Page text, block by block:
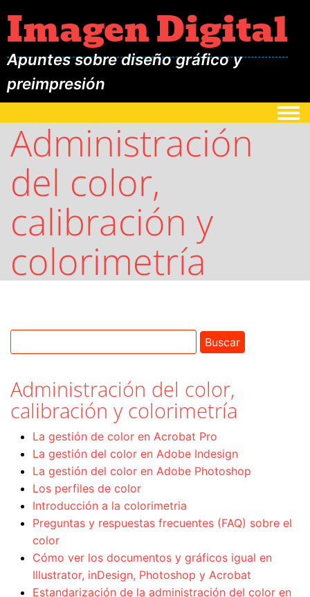
Imagen Digital
Apuntes sobre diseño gráfico y
preimpresión
Administración
del color,
calibración y
colorimetría
Administración del color,
calibración y colorimetría
La gestión de color en Acrobat Pro
La gestión del color en Adobe Indesign
La gestión del color en Adobe Photoshop
Los perfiles de color
Introducción a la colorimetria
Preguntas y respuestas frecuentes (FAQ) sobre el
color
Cómo ver los documentos y gráficos igual en
Illustrator, inDesign, Photoshop y Acrobat
Estandarización de la administración del color en